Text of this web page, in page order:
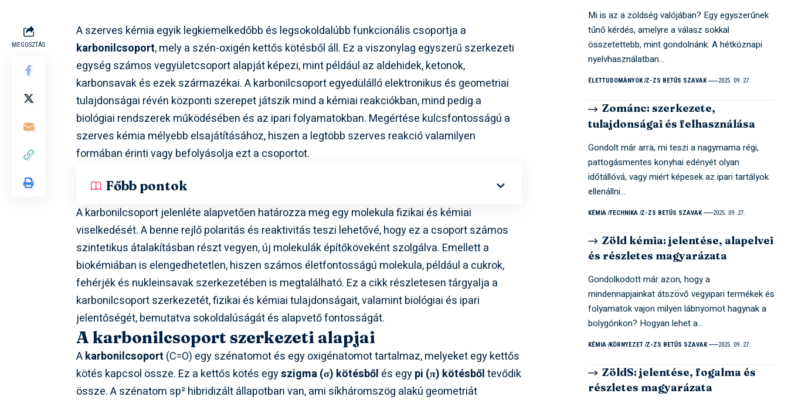
MEGOSZTÁS
A szerves kémia egyik legkiemelkedőbb és legsokoldalúbb funkcionális csoportja a
karbonilcsoport, mely a szén-oxigén kettős kötésből áll. Ez a viszonylag egyszerű szerkezeti
egység számos vegyületcsoport alapját képezi, mint például az aldehidek, ketonok,
karbonsavak és ezek származékai. A karbonilcsoport egyedülálló elektronikus és geometriai
tulajdonságai révén központi szerepet játszik mind a kémiai reakciókban, mind pedig a
biológiai rendszerek működésében és az ipari folyamatokban. Megértése kulcsfontosságú a
szerves kémia mélyebb elsajátításához, hiszen a legtöbb szerves reakció valamilyen
formában érinti vagy befolyásolja ezt a csoportot.
Főbb pontok
A karbonilcsoport jelenléte alapvetően határozza meg egy molekula fizikai és kémiai
viselkedését. A benne rejlő polaritás és reaktivitás teszi lehetővé, hogy ez a csoport számos
szintetikus átalakításban részt vegyen, új molekulák építőköveként szolgálva. Emellett a
biokémiában is elengedhetetlen, hiszen számos életfontosságú molekula, például a cukrok,
fehérjék és nukleinsavak szerkezetében is megtalálható. Ez a cikk részletesen tárgyalja a
karbonilcsoport szerkezetét, fizikai és kémiai tulajdonságait, valamint biológiai és ipari
jelentőségét, bemutatva sokoldalúságát és alapvető fontosságát.
A karbonilcsoport szerkezeti alapjai
Akarbonilcsoport (C=O) egy szénatomot és egy oxigénatomot tartalmaz, melyeket egy kettős
kötés kapcsol össze. Ez a kettős kötés egyszigma (σ) kötésből és egypi (π) kötésbőltevődik
össze. A szénatom sp² hibridizált állapotban van, ami síkháromszög alakú geometriát
Mi is az a zöldség valójában? Egy egyszerűnek
tűnő kérdés, amelyre a válasz sokkal
összetettebb, mint gondolnánk. A hétköznapi
nyelvhasználatban…
ÉLETTUDOMÁNYOK Z-ZS BETŰS SZAVAK 2025. 09. 27.
Zománc: szerkezete,
tulajdonságai és felhasználása
Gondolt már arra, mi teszi a nagymama régi,
pattogásmentes konyhai edényét olyan
időtállóvá, vagy miért képesek az ipari tartályok
ellenállni…
KÉMIA TECHNIKA Z-ZS BETŰS SZAVAK 2025. 09. 27.
Zöld kémia: jelentése, alapelvei
és részletes magyarázata
Gondolkodott már azon, hogy a
mindennapjainkat átszövő vegyipari termékek és
folyamatok vajon milyen lábnyomot hagynak a
bolygónkon? Hogyan lehet a…
KÉMIA KÖRNYEZET Z-ZS BETŰS SZAVAK 2025. 09. 27.
ZöldS: jelentése, fogalma és
részletes magyarázata